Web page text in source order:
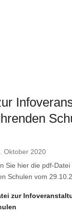
Oktober 2020
Sie hier die pdf-
Schulen vom
zur